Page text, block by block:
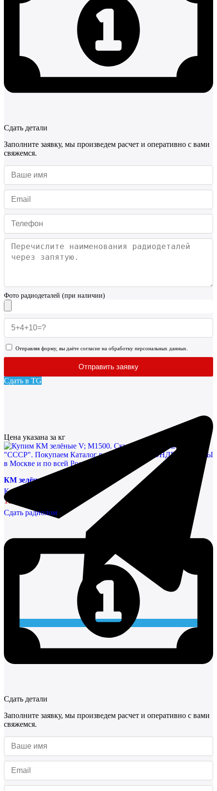
Сдать детали
Заполните заявку, мы произведем расчет и оперативно с вами
свяжемся.
Фото радиодеталей (при наличии)
Отправляя форму, вы даёте согласие на обработку персональных данных.
Отправить заявку
Сдать в TG
Цена указана за кг
КМ зелёные V; М1500
Конденсаторы
136461,38 руб/кг
Сдать радиолом
Сдать детали
Заполните заявку, мы произведем расчет и оперативно с вами
свяжемся.